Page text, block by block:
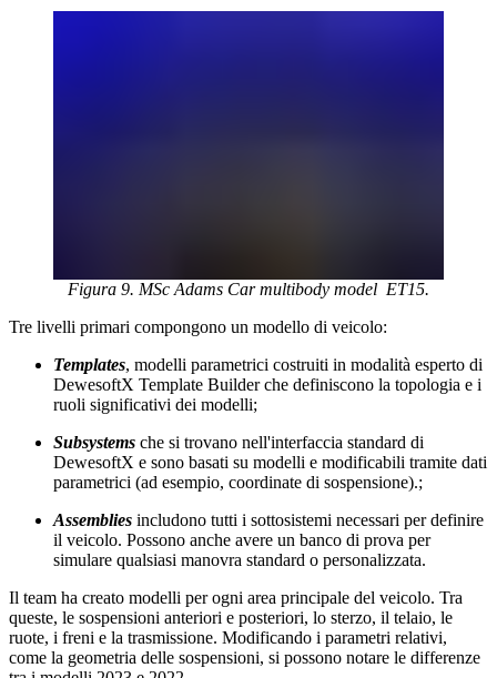
Figura 9. MSc Adams Car multibody model ET15.
Tre livelli primari compongono un modello di veicolo:
Templates, modelli parametrici costruiti in modalità esperto di
DewesoftX Template Builder che definiscono la topologia e i
ruoli significativi dei modelli;
Subsystems che si trovano nell'interfaccia standard di
DewesoftX e sono basati su modelli e modificabili tramite dati
parametrici (ad esempio, coordinate di sospensione).;
Assemblies includono tutti i sottosistemi necessari per definire
il veicolo. Possono anche avere un banco di prova per
simulare qualsiasi manovra standard o personalizzata.
Il team ha creato modelli per ogni area principale del veicolo. Tra
queste, le sospensioni anteriori e posteriori, lo sterzo, il telaio, le
ruote, i freni e la trasmissione. Modificando i parametri relativi,
come la geometria delle sospensioni, si possono notare le differenze